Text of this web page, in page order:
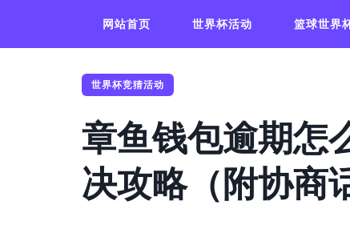
网站首页 世界杯活动 篮球世界
世界杯竞猜活动
章鱼钱包逾期怎
决攻略（附协商